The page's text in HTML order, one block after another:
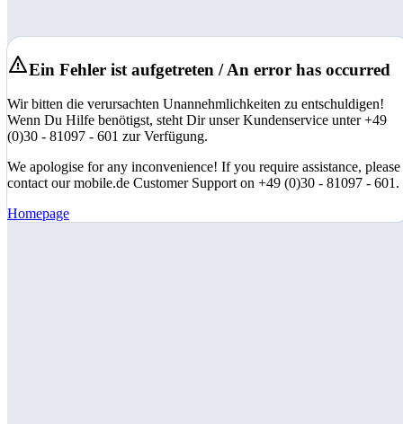
Ein Fehler ist aufgetreten / An error has occurred
Wir bitten die verursachten Unannehmlichkeiten zu entschuldigen!
Wenn Du Hilfe benötigst, steht Dir unser Kundenservice unter +49
(0)30 - 81097 - 601 zur Verfügung.
We apologise for any inconvenience! If you require assistance, please
contact our mobile.de Customer Support on +49 (0)30 - 81097 - 601.
Homepage